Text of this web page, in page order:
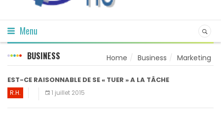
Menu
BUSINESS Home Business Marketing
EST-CE RAISONNABLE DE SE « TUER » A LA TÂCHE
R.H. 1 juillet 2015